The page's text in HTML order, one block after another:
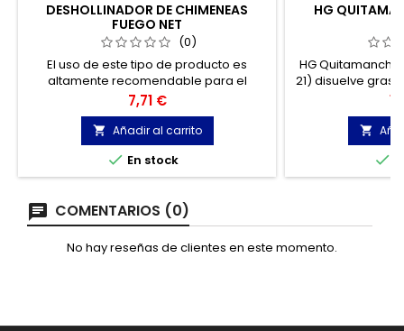
DESHOLLINADOR DE CHIMENEAS
FUEGO NET
(0)
El uso de este tipo de producto es
altamente recomendable para el
correcto mantenimiento y deshollinado
de chimeneas y salidas de humos.
Precio
7,71 €
 Añadir al carrito
 En stock
HG
HG
21) disuelve
piedra natural,


COMENTARIOS (0)
No hay reseñas de clientes en este momento.